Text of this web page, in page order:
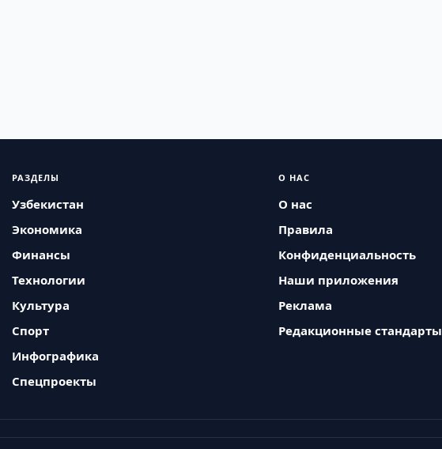
РАЗДЕЛЫ
Узбекистан
Экономика
Финансы
Технологии
Культура
Спорт
Инфографика
Спецпроекты
О НАС
О нас
Правила
Конфиденциальность
Наши приложения
Реклама
Редакционные стандарты